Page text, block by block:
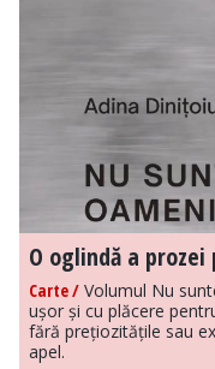
O oglindă a
Carte / Volumul Nu
ușor și cu plăcere
fără prețiozitățile sau
apel.